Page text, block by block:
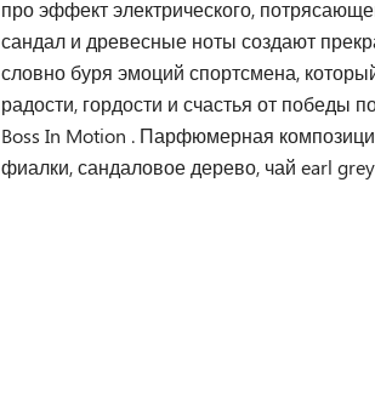
про эффект электрического,
сандал и древесные ноты создают
словно буря эмоций спортсмена,
радости, гордости и счастья от победы
Boss In Motion . Парфюмерная
фиалки, сандаловое дерево, чай earl